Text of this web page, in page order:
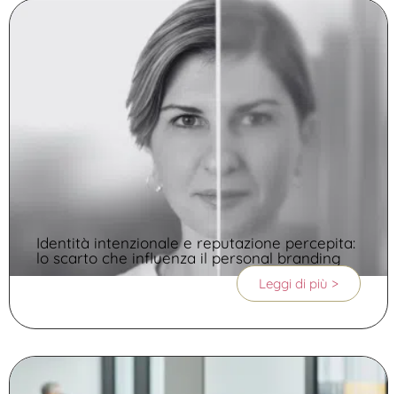
Identità intenzionale e reputazione percepita:
lo scarto che influenza il personal branding
Leggi di più >